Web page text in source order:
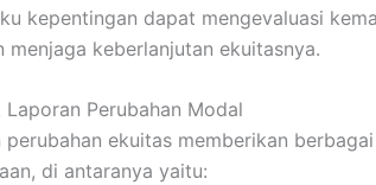
kepentingan dapat mengevaluasi
menjaga keberlanjutan ekuitasnya.
Laporan Perubahan Modal
perubahan ekuitas memberikan
di antaranya yaitu: